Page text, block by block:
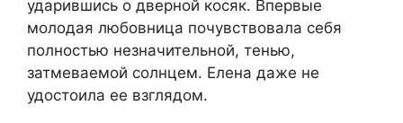
ударившись о дверной косяк. Впервые
молодая любовница почувствовала себя
полностью незначительной, тенью,
затмеваемой солнцем. Елена даже не
удостоила ее взглядом.